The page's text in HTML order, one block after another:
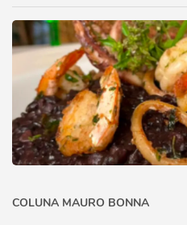
COLUNA MAURO BONNA